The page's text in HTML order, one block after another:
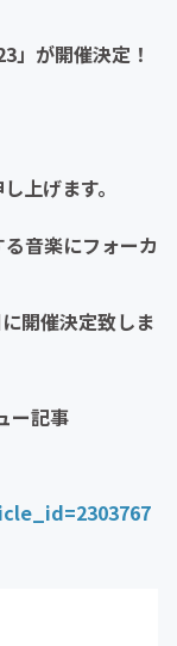
」が開催決定！
上げます。
音楽にフォーカ
開催決定致しま
ー記事